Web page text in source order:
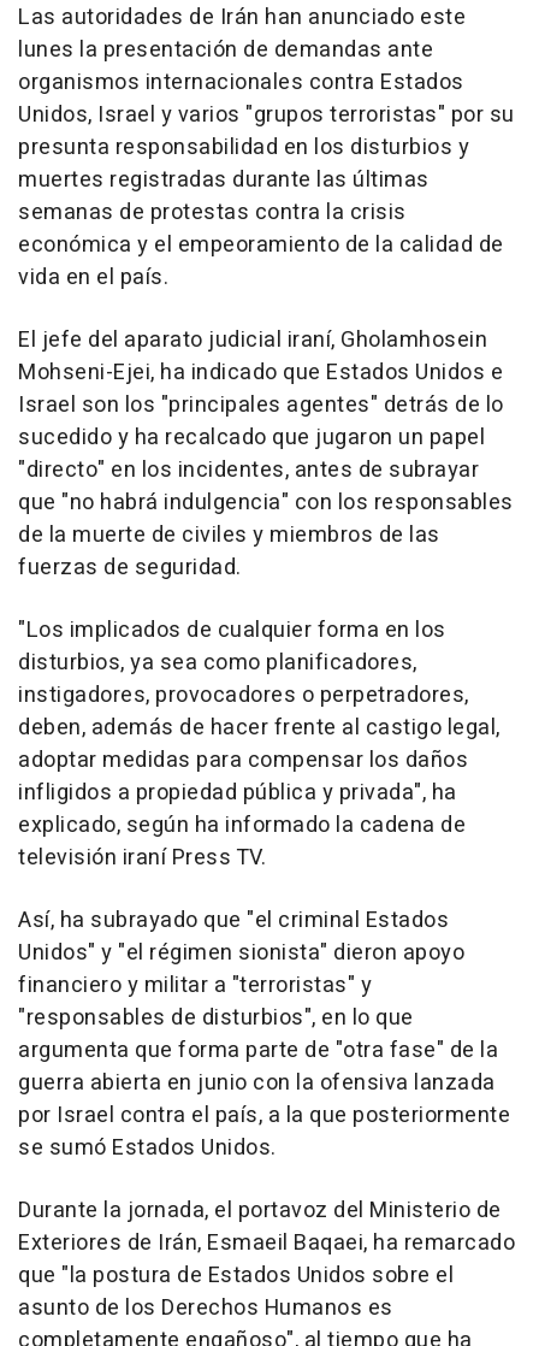
Las autoridades de Irán han anunciado este
lunes la presentación de demandas ante
organismos internacionales contra Estados
Unidos, Israel y varios "grupos terroristas" por su
presunta responsabilidad en los disturbios y
muertes registradas durante las últimas
semanas de protestas contra la crisis
económica y el empeoramiento de la calidad de
vida en el país.
El jefe del aparato judicial iraní, Gholamhosein
Mohseni-Ejei, ha indicado que Estados Unidos e
Israel son los "principales agentes" detrás de lo
sucedido y ha recalcado que jugaron un papel
"directo" en los incidentes, antes de subrayar
que "no habrá indulgencia" con los responsables
de la muerte de civiles y miembros de las
fuerzas de seguridad.
"Los implicados de cualquier forma en los
disturbios, ya sea como planificadores,
instigadores, provocadores o perpetradores,
deben, además de hacer frente al castigo legal,
adoptar medidas para compensar los daños
infligidos a propiedad pública y privada", ha
explicado, según ha informado la cadena de
televisión iraní Press TV.
Así, ha subrayado que "el criminal Estados
Unidos" y "el régimen sionista" dieron apoyo
financiero y militar a "terroristas" y
"responsables de disturbios", en lo que
argumenta que forma parte de "otra fase" de la
guerra abierta en junio con la ofensiva lanzada
por Israel contra el país, a la que posteriormente
se sumó Estados Unidos.
Durante la jornada, el portavoz del Ministerio de
Exteriores de Irán, Esmaeil Baqaei, ha remarcado
que "la postura de Estados Unidos sobre el
asunto de los Derechos Humanos es